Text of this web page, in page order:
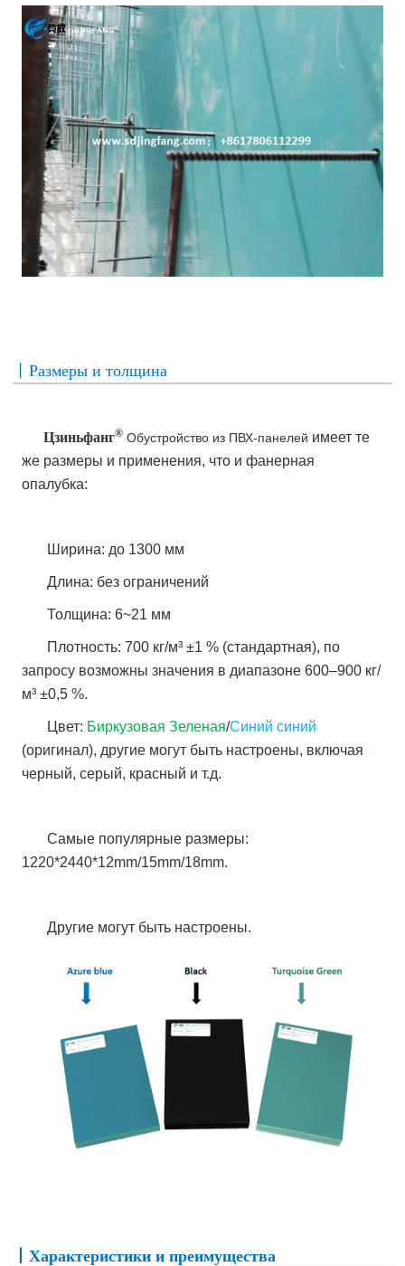
丨Размеры и толщина
Цзиньфанг® Обустройство из ПВХ-панелей имеет те
же размеры и применения, что и фанерная
опалубка:
Ширина: до 1300 мм
Длина: без ограничений
Толщина: 6~21 мм
Плотность: 700 кг/м³ ±1 % (стандартная), по
запросу возможны значения в диапазоне 600–900 кг/
м³ ±0,5 %.
Цвет: Биркузовая Зеленая/Синий синий
(оригинал), другие могут быть настроены, включая
черный, серый, красный и т.д.
Самые популярные размеры:
1220*2440*12mm/15mm/18mm.
Другие могут быть настроены.
丨Характеристики и преимущества